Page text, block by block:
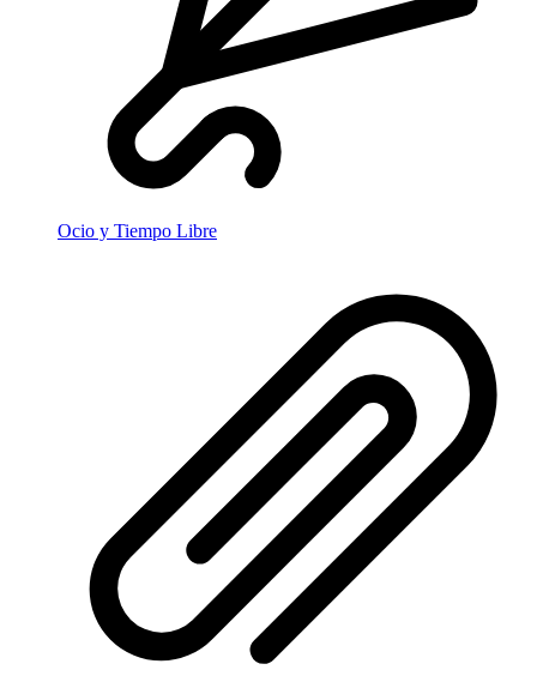
Ocio y Tiempo Libre